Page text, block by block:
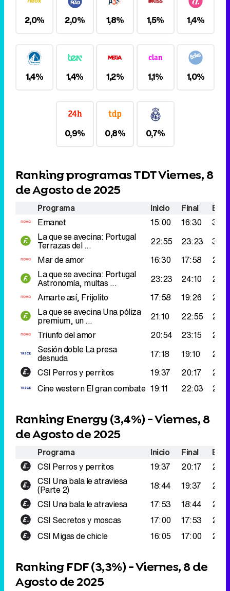
2,0% 2,0% 1,8% 1,5% 1,4%
1,4% 1,4% 1,2% 1,1% 1,0%
0,9% 0,8% 0,7%
Ranking programas TDT Viernes, 8
de Agosto de 2025
Programa Inicio Final
Emanet
15:00 16:30
La que se avecina: Portugal
Terrazas del ... 22:55 23:23
Mar de amor
16:30 17:58
La que se avecina: Portugal
Astronomía, multas ... 23:23 24:10
Amarte así, Frijolito
17:58 19:26
La que se avecinaUna póliza
premium, un ... 21:10 22:55
Triunfo del amor
20:54 23:15
Sesión dobleLa presa
desnuda 17:18 19:10
CSI Perros y perritos 19:37 20:17
Cine westernEl gran combate 19:11 22:03
Ranking Energy (3,4%) - Viernes, 8
de Agosto de 2025
Programa Inicio Final
CSI Perros y perritos 19:37 20:17
CSI Una bala le atraviesa
(Parte 2) 18:44 19:37
CSI Una bala le atraviesa 17:53 18:44
CSI Secretos y moscas 17:00 17:53
CSI Migas de chicle 16:05 17:00
Ranking FDF (3,3%) - Viernes, 8 de
Agosto de 2025